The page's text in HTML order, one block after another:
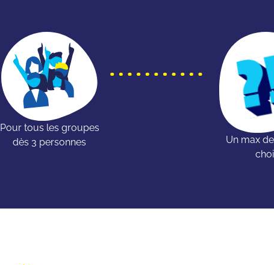
Pour tous les groupes
dès 3 personnes
Un max